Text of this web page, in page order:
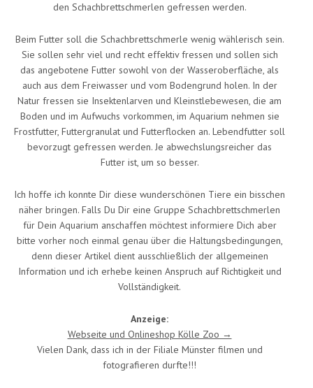
den Schachbrettschmerlen gefressen werden.
Beim Futter soll die Schachbrettschmerle wenig wählerisch sein.
Sie sollen sehr viel und recht effektiv fressen und sollen sich
das angebotene Futter sowohl von der Wasseroberfläche, als
auch aus dem Freiwasser und vom Bodengrund holen. In der
Natur fressen sie Insektenlarven und Kleinstlebewesen, die am
Boden und im Aufwuchs vorkommen, im Aquarium nehmen sie
Frostfutter, Futtergranulat und Futterflocken an. Lebendfutter soll
bevorzugt gefressen werden. Je abwechslungsreicher das
Futter ist, um so besser.
Ich hoffe ich konnte Dir diese wunderschönen Tiere ein bisschen
näher bringen. Falls Du Dir eine Gruppe Schachbrettschmerlen
für Dein Aquarium anschaffen möchtest informiere Dich aber
bitte vorher noch einmal genau über die Haltungsbedingungen,
denn dieser Artikel dient ausschließlich der allgemeinen
Information und ich erhebe keinen Anspruch auf Richtigkeit und
Vollständigkeit.
Anzeige:
Webseite und Onlineshop Kölle Zoo →
Vielen Dank, dass ich in der Filiale Münster filmen und
fotografieren durfte!!!